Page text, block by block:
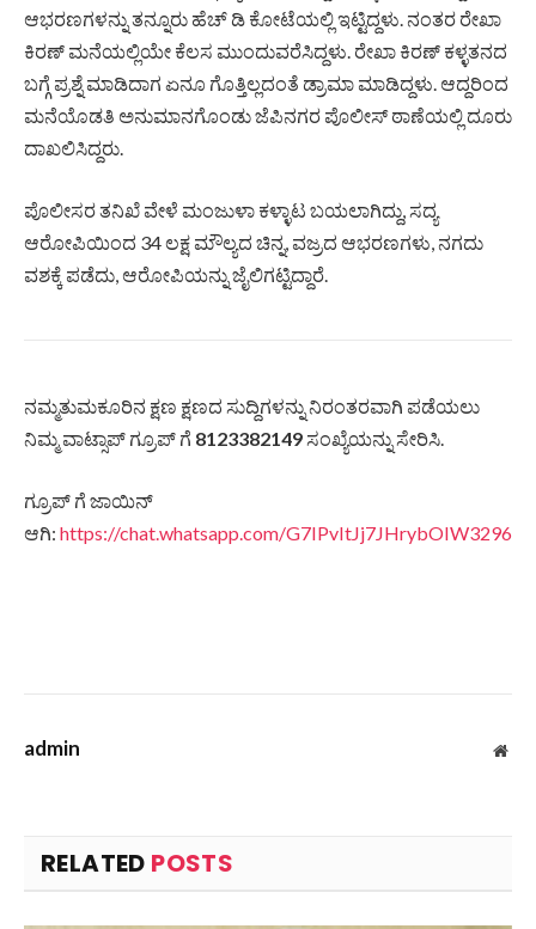
ಆಭರಣಗಳನ್ನು ತನ್ನೂರು ಹೆಚ್ ಡಿ ಕೋಟೆಯಲ್ಲಿ ಇಟ್ಟಿದ್ದಳು. ನಂತರ ರೇಖಾ
ಕಿರಣ್ ಮನೆಯಲ್ಲಿಯೇ ಕೆಲಸ ಮುಂದುವರೆಸಿದ್ದಳು. ರೇಖಾ ಕಿರಣ್ ಕಳ್ಳತನದ
ಬಗ್ಗೆ ಪ್ರಶ್ನೆ ಮಾಡಿದಾಗ ಏನೂ ಗೊತ್ತಿಲ್ಲದಂತೆ ಡ್ರಾಮಾ ಮಾಡಿದ್ದಳು. ಆದ್ದರಿಂದ
ಮನೆಯೊಡತಿ ಅನುಮಾನಗೊಂಡು ಜೆಪಿನಗರ ಪೊಲೀಸ್ ಠಾಣೆಯಲ್ಲಿ ದೂರು
ದಾಖಲಿಸಿದ್ದರು.
ಪೊಲೀಸರ ತನಿಖೆ ವೇಳೆ ಮಂಜುಳಾ ಕಳ್ಳಾಟ ಬಯಲಾಗಿದ್ದು, ಸದ್ಯ
ಆರೋಪಿಯಿಂದ 34 ಲಕ್ಷ ಮೌಲ್ಯದ ಚಿನ್ನ, ವಜ್ರದ ಆಭರಣಗಳು, ನಗದು
ವಶಕ್ಕೆ ಪಡೆದು, ಆರೋಪಿಯನ್ನು ಜೈಲಿಗಟ್ಟಿದ್ದಾರೆ.
ನಮ್ಮತುಮಕೂರಿನ ಕ್ಷಣ ಕ್ಷಣದ ಸುದ್ದಿಗಳನ್ನು ನಿರಂತರವಾಗಿ ಪಡೆಯಲು
ನಿಮ್ಮ ವಾಟ್ಸಾಪ್ ಗ್ರೂಪ್ ಗೆ 8123382149ಸಂಖ್ಯೆಯನ್ನು ಸೇರಿಸಿ.
ಗ್ರೂಪ್ ಗೆ ಜಾಯಿನ್
ಆಗಿ: https://chat.whatsapp.com/G7IPvItJj7JHrybOIW3296
admin
RELATED POSTS